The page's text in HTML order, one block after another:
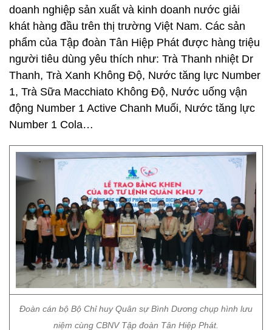
doanh nghiệp sản xuất và kinh doanh nước giải
khát hàng đầu trên thị trường Việt Nam. Các sản
phẩm của Tập đoàn Tân Hiệp Phát được hàng triệu
người tiêu dùng yêu thích như: Trà Thanh nhiệt Dr
Thanh, Trà Xanh Không Độ, Nước tăng lực Number
1, Trà Sữa Macchiato Không Độ, Nước uống vận
động Number 1 Active Chanh Muối, Nước tăng lực
Number 1 Cola…
Đoàn cán bộ Bộ Chỉ huy Quân sự Bình Dương chụp hình lưu
niệm cùng CBNV Tập đoàn Tân Hiệp Phát.